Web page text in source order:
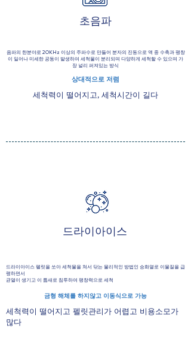
초음파
음파의 한분야로 20KHz 이상의 주파수로 만들어 분자의 진동으로 액 중 수축과 팽창
이 일어나 미세한 공동이 발생하여 세척물이 분리되며 다양하게 세척할 수 있으며 가
장 널리 퍼져있는 방식
​상대적으로 저렴
세척력이 떨어지고, 세척시간이 길다
드라이아이스
드라이아이스 펠릿을 쏘아 세척물을 쳐서 닦는 물리적인 방법인 승화열로 이물질을 급
랭하면서
균열이 생기고 이 틈새로 침투하여 팽창력으로 세척
금형 해체를 하지않고 이동식으로 가능
세척력이 떨어지고 펠릿관리가 어렵고 비용소모가
많다